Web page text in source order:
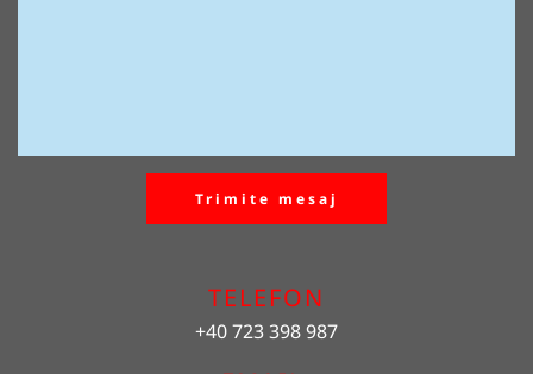
Trimite mesaj
TELEFON
+40 723 398 987